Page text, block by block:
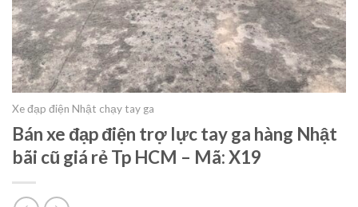
Xe đạp điện Nhật chạy tay ga
Bán xe đạp điện trợ lực tay ga hàng Nhật
bãi cũ giá rẻ Tp HCM – Mã: X19